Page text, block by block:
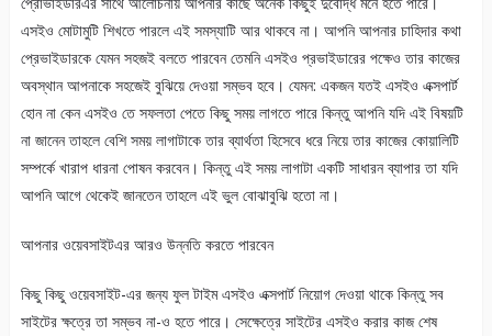
এসইও মোটামুটি শিখতে পারলে এই সমস্যাটি আর থাকবে না। আপনি আপনার চাহিদার কথা
প্রেভাইডারকে যেমন সহজই বলতে পারবেন তেমনি এসইও প্রভাইডারের পক্ষেও তার কাজের
অবস্থান আপনাকে সহজেই বুঝিয়ে দেওয়া সম্ভব হবে। যেমন: একজন যতই এসইও এক্সপার্ট
হোন না কেন এসইও তে সফলতা পেতে কিছু সময় লাগতে পারে কিন্তু আপনি যদি এই বিষয়টি
না জানেন তাহলে বেশি সময় লাগাটাকে তার ব্যার্থতা হিসেবে ধরে নিয়ে তার কাজের কোয়ালিটি
সম্পর্কে খারাপ ধারনা পোষন করবেন। কিন্তু এই সময় লাগাটা একটি সাধারন ব্যাপার তা যদি
আপনি আগে থেকেই জানতেন তাহলে এই ভুল বোঝাবুঝি হতো না।
আপনার ওয়েবসাইটএর আরও উন্নতি করতে পারবেন
কিছু কিছু ওয়েবসাইট-এর জন্য ফুল টাইম এসইও এক্সপার্ট নিয়োগ দেওয়া থাকে কিন্তু সব
সাইটের ক্ষত্রে তা সম্ভব না-ও হতে পারে। সেক্ষেত্রে সাইটের এসইও করার কাজ শেষ